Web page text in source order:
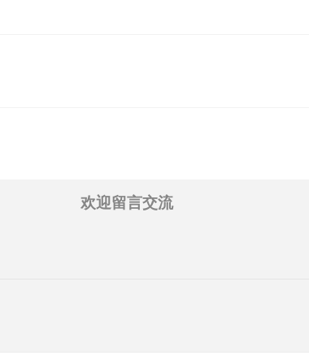
欢迎留言交流